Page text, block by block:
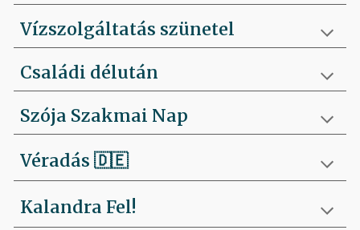
Vízszolgáltatás szünetel
Családi délután
Szója Szakmai Nap
Véradás🇩🇪
Kalandra Fel!